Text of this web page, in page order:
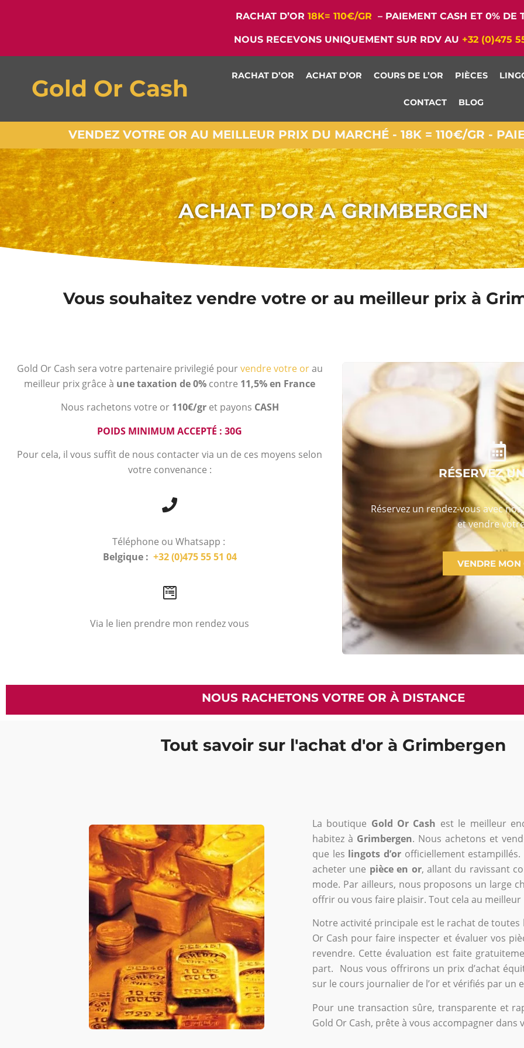
RACHAT D’OR 18K= 110€/GR – PAIEMENT CASH ET 0% DE
NOUS RECEVONS UNIQUEMENT SUR RDV AU +32 (0)475
Gold Or Cash RACHAT D’OR ACHAT D’OR COURS DE L’OR PIÈCES
CONTACT BLOG
VENDEZ VOTRE OR AU MEILLEUR PRIX DU MARCHÉ - 18K = 110€/GR -
ACHAT D’OR A GRIMBERGEN
Vous souhaitez vendre votre or au meilleur prix à
Gold Or Cash sera votre partenaire privilegié pourvendre votre orau
meilleur prix grâce à une taxation de 0% contre 11,5% en France
Nous rachetons votre or 110€/gr et payons CASH
POIDS MINIMUM ACCEPTÉ : 30G
Pour cela, il vous suffit de nous contacter via un de ces moyens selon
votre convenance :
Téléphone ou Whatsapp :
Belgique : +32 (0)475 55 51 04
Via le lien prendre mon rendez vous
RÉSERVEZ
Réservez un rendez-vous avec
et vendre
VENDRE MON
NOUS RACHETONS VOTRE OR À DISTANCE
Tout savoir sur l'achat d'or à Grimbergen
La boutique Gold Or Cash est le meilleur
habitez à Grimbergen. Nous achetons et
que les lingots d’orofficiellement estampillés.
acheter une pièce en or, allant du ravissant
mode. Par ailleurs, nous proposons un large
offrir ou vous faire plaisir. Tout cela au
Notre activité principale est le rachat de toutes
Or Cash pour faire inspecter et évaluer vos
revendre. Cette évaluation est faite
part. Nous vous offrirons un prix d’achat
sur le cours journalier de l’or et vérifiés par un
Pour une transaction sûre, transparente et
Gold Or Cash, prête à vous accompagner dans